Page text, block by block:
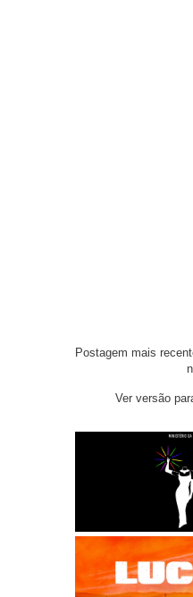
Postagem mais
Ver versão